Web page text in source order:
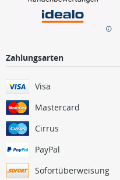
Zahlungsarten
Visa
Mastercard
Cirrus
PayPal
Sofortüberweisung